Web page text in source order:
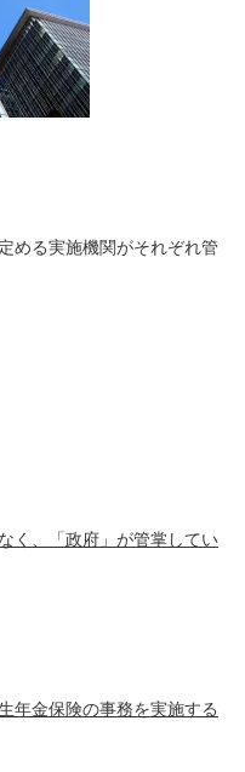
める実施機関がそれぞれ管
く、「政府」が管掌してい
年金保険の事務を実施する